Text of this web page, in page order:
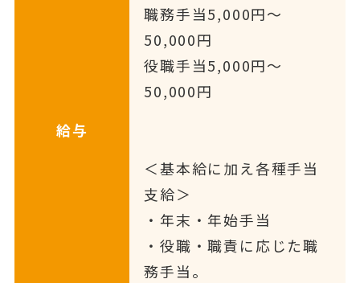
給与
職務手当5,000円〜
50,000円
役職手当5,000円〜
50,000円
＜基本給に加え各種手当
支給＞
・年末・年始手当
・役職・職責に応じた職
務手当。